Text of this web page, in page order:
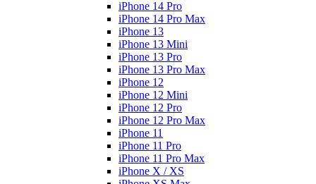
iPhone 14 Pro
iPhone 14 Pro Max
iPhone 13
iPhone 13 Mini
iPhone 13 Pro
iPhone 13 Pro Max
iPhone 12
iPhone 12 Mini
iPhone 12 Pro
iPhone 12 Pro Max
iPhone 11
iPhone 11 Pro
iPhone 11 Pro Max
iPhone X / XS